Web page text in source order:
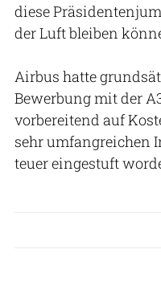
diese
der Luft bleiben
Airbus hatte
Bewerbung mit der
vorbereitend auf
sehr umfangreichen
teuer eingestuft